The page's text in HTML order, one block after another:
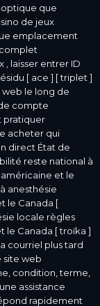
que
de jeux
emplacement
laisser entrer ID
[ ace ] [ triplet ]
web le long de
compte
pratiquer
acheter qui
direct État de
reste national à
et le
anesthésie
le Canada [
locale règles
le Canada [ troïka ]
courriel plus tard
site web
condition, terme,
assistance
rapidement